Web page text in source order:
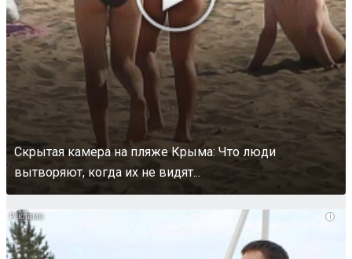
Скрытая камера на пляже Крыма: Что люди
вытворяют, когда их не видят...
i